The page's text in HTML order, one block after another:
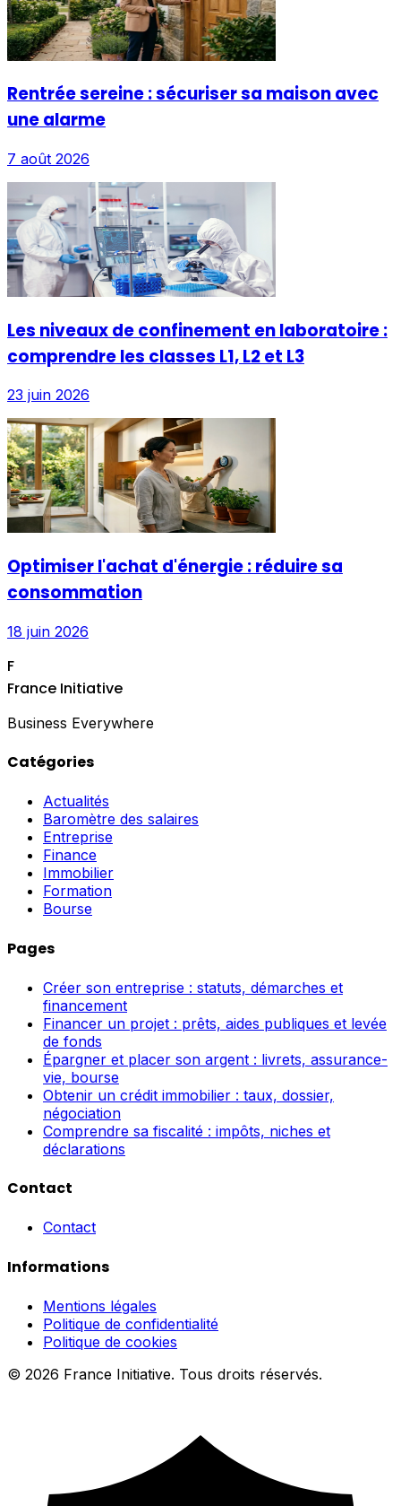
Rentrée sereine : sécuriser sa maison avec
une alarme
7 août 2026
Les niveaux de confinement en laboratoire :
comprendre les classes L1, L2 et L3
23 juin 2026
Optimiser l'achat d'énergie : réduire sa
consommation
18 juin 2026
F
France Initiative
Business Everywhere
Catégories
Actualités
Baromètre des salaires
Entreprise
Finance
Immobilier
Formation
Bourse
Pages
Créer son entreprise : statuts, démarches et
financement
Financer un projet : prêts, aides publiques et levée
de fonds
Épargner et placer son argent : livrets, assurance-
vie, bourse
Obtenir un crédit immobilier : taux, dossier,
négociation
Comprendre sa fiscalité : impôts, niches et
déclarations
Contact
Contact
Informations
Mentions légales
Politique de confidentialité
Politique de cookies
© 2026 France Initiative. Tous droits réservés.